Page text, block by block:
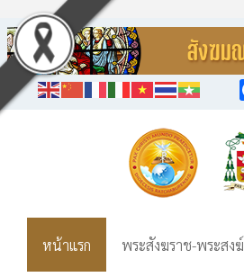
หน้าแรก พระสังฆราช-พระสงฆ์